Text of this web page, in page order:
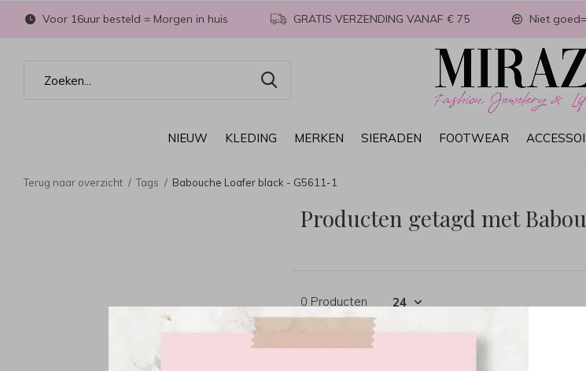
NIEUW KLEDING MERKEN SIERADEN FOOTWEAR
Voor 16uur besteld = Morgen in huis GRATIS VERZENDING VANAF € 75 Niet
Terug naar overzicht Tags Babouche Loafer black - G5611-1
Producten getagd met
0 Producten